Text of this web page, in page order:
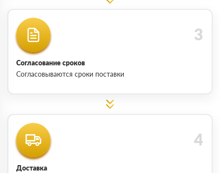
Согласование сроков
Согласовываются сроки поставки
Доставка